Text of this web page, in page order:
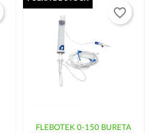
FLEBOTEK 0-150 BURETA
favorite_border